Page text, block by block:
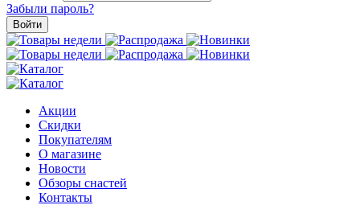
Забыли пароль?
Войти
Акции
Скидки
Покупателям
О магазине
Новости
Обзоры снастей
Контакты